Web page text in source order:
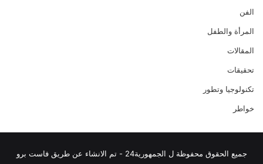
الفن
المرأة والطفل
المقالات
تحقيقات
تكنولوجيا وتطور
خواطر
جميع الحقوق محفوظة ل الجمهورية24 - تم الانشاء عن طريق فاست برو